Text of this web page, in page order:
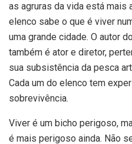
as agruras da vida está mais
elenco sabe o que é viver
uma grande cidade. O autor
também é ator e diretor,
sua subsistência da pesca
Cada um do elenco tem
sobrevivência.
Viver é um bicho perigoso,
é mais perigoso ainda. Não